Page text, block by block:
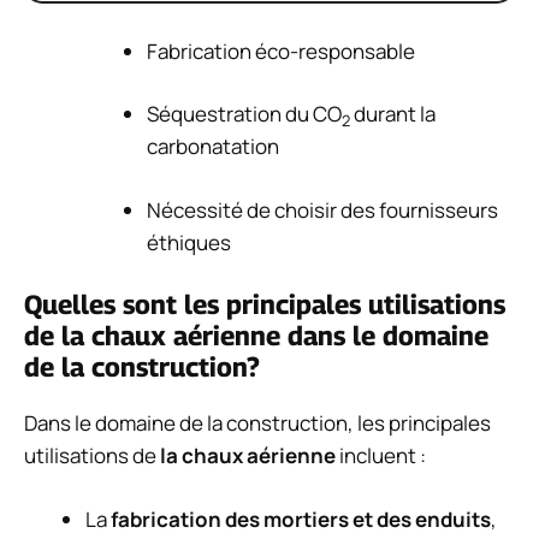
Fabrication éco-responsable
Séquestration du CO2durant la
carbonatation
Nécessité de choisir des fournisseurs
éthiques
Quelles sont les principales utilisations
de la chaux aérienne dans le domaine
de la construction?
Dans le domaine de la construction, les principales
utilisations dela chaux aérienneincluent :
Lafabrication des mortiers et des enduits,